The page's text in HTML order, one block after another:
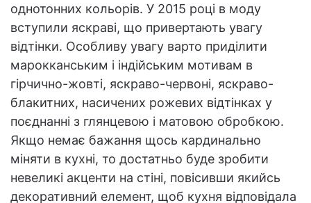
однотонних кольорів. У 2015 році в моду
вступили яскраві, що привертають увагу
відтінки. Особливу увагу варто приділити
марокканським і індійським мотивам в
гірчично-жовті, яскраво-червоні, яскраво-
блакитних, насичених рожевих відтінках у
поєднанні з глянцевою і матовою обробкою.
Якщо немає бажання щось кардинально
міняти в кухні, то достатньо буде зробити
невеликі акценти на стіні, повісивши якийсь
декоративний елемент, щоб кухня відповідала